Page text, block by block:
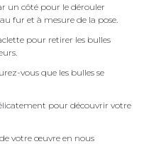
un côté pour le dérouler
fur et à mesure de la pose.
pour retirer les bulles
vous que les bulles se
pour découvrir votre
votre œuvre en nous